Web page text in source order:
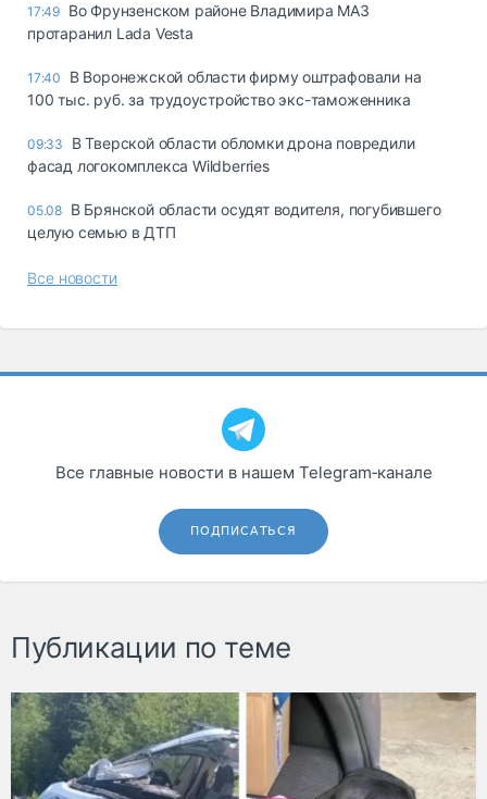
17:49 Во Фрунзенском районе Владимира МАЗ
протаранил Lada Vesta
17:40
В Воронежской области фирму оштрафовали на
100 тыс. руб. за трудоустройство экс-таможенника
09:33
В Тверской области обломки дрона повредили
фасад логокомплекса Wildberries
05.08 В Брянской области осудят водителя, погубившего
целую семью в ДТП
Все новости
Все главные новости в нашем Telegram‑канале
ПОДПИСАТЬСЯ
Публикации по теме